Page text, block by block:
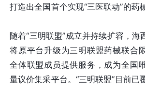
打造出全国首个实现“三医联动”的药
随着“三明联盟”成立并持续扩容，海
将原平台升级为三明联盟药械联合
全体联盟成员提供服务，成为全国
量议价集采平台。“三明联盟”目前已